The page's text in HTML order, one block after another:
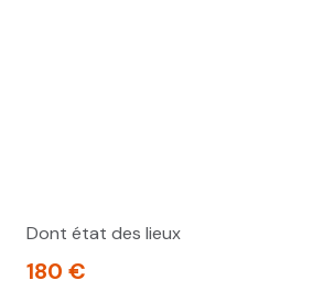
Dont état des lieux
180 €